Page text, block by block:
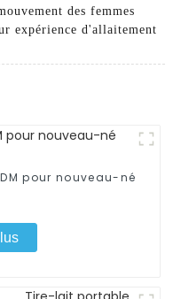
des femmes
expérience d'allaitement
pour nouveau-né